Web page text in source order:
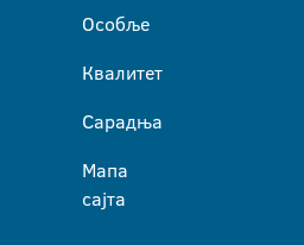
Особље
Квалитет
Сарадња
Мапа
сајта